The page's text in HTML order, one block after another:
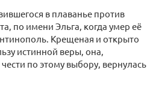
в плаванье против
по имени Эльга, когда умер её
Крещеная и открыто
истинной веры, она,
по этому выбору, вернулась